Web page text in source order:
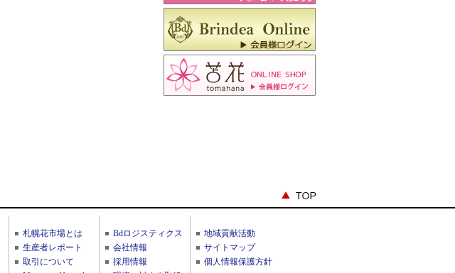
札幌花市場とは
生産者レポート
取引について
Bdロジスティクス
会社情報
採用情報
地域貢献活動
サイトマップ
個人情報保護方針